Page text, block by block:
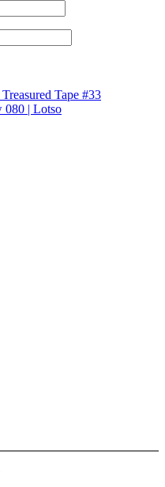
Tape #33Vorheriger
080 | LotsoNächster